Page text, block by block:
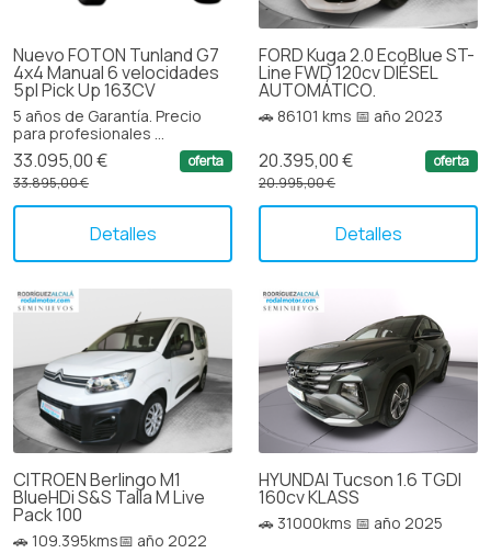
Nuevo FOTON Tunland G7
4x4 Manual 6 velocidades
5pl Pick Up 163CV
5 años de Garantía. Precio
para profesionales ...
33.095,00 €
33.895,00 €
oferta
Detalles
FORD Kuga 2.0 EcoBlue ST-
Line FWD 120cv DIÉSEL
AUTOMÁTICO.
🚗 86101 kms 📅 año 2023
20.395,00 €
20.995,00 €
oferta
Detalles
CITROEN Berlingo M1
BlueHDi S&S Talla M Live
Pack 100
🚗 109.395kms📅 año 2022
HYUNDAI Tucson 1.6 TGDI
160cv KLASS
🚗 31000kms 📅 año 2025